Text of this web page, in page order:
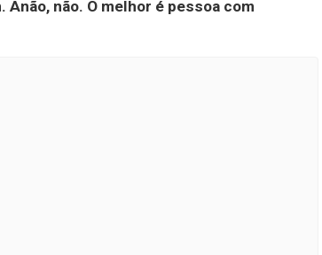
Anão, não. O melhor é pessoa com